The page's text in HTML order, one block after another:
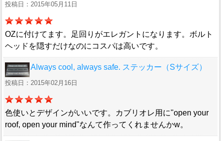
投稿日：2015年05月11日
OZに付けてます。足回りがエレガントになります。ボルト
ヘッドを隠すだけなのにコスパは高いです。
Always cool, always safe. ステッカー（Sサイズ）
投稿日：2015年02月16日
色使いとデザインがいいです。カブリオレ用に"open your
roof, open your mind"なんて作ってくれませんかw。